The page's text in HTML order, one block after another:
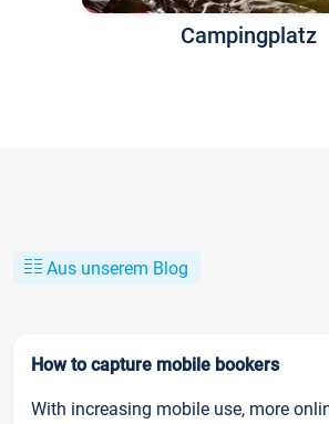
Campingplatz
Aus unserem Blog
How to capture mobile bookers
With increasing mobile use, more